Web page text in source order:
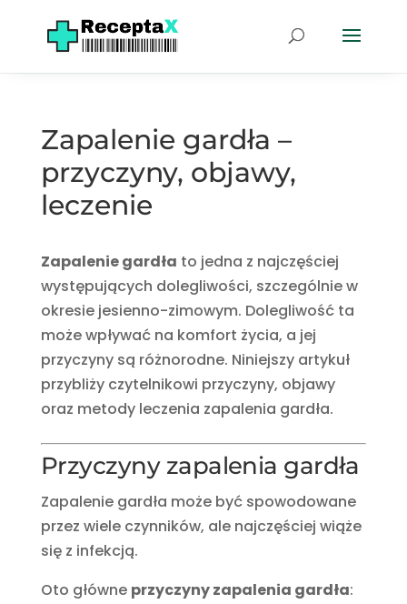
Zapalenie gardła –
przyczyny, objawy,
leczenie
Zapalenie gardła to jedna z najczęściej
występujących dolegliwości, szczególnie w
okresie jesienno-zimowym. Dolegliwość ta
może wpływać na komfort życia, a jej
przyczyny są różnorodne. Niniejszy artykuł
przybliży czytelnikowi przyczyny, objawy
oraz metody leczenia zapalenia gardła.
Przyczyny zapalenia gardła
Zapalenie gardła może być spowodowane
przez wiele czynników, ale najczęściej wiąże
się z infekcją.
Oto główne przyczyny zapalenia gardła: